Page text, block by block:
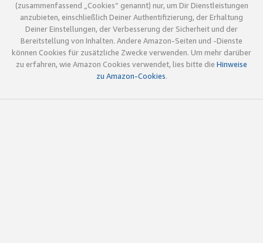
(zusammenfassend „Cookies“ genannt) nur, um Dir Dienstleistungen
anzubieten, einschließlich Deiner Authentifizierung, der Erhaltung
Deiner Einstellungen, der Verbesserung der Sicherheit und der
Bereitstellung von Inhalten. Andere Amazon-Seiten und -Dienste
können Cookies für zusätzliche Zwecke verwenden. Um mehr darüber
zu erfahren, wie Amazon Cookies verwendet, lies bitte die Hinweise
zu Amazon-Cookies.